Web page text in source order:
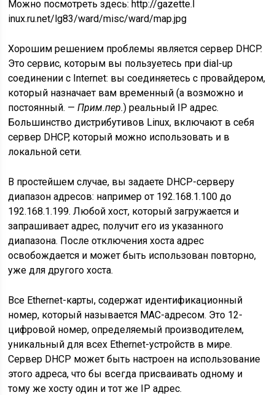
Можно посмотреть здесь: http://gazette.l
inux.ru.net/lg83/ward/misc/ward/map.jpg
Хорошим решением проблемы является сервер DHCP.
Это сервис, которым вы пользуетесь при dial-up
соединении с Internet: вы соединяетесь с провайдером,
который назначает вам временный (а возможно и
постоянный. —Прим.пер.) реальный IP адрес.
Большинство дистрибутивов Linux, включают в себя
сервер DHCP, который можно использовать и в
локальной сети.
В простейшем случае, вы задаете DHCP-серверу
диапазон адресов: например от 192.168.1.100 до
192.168.1.199. Любой хост, который загружается и
запрашивает адрес, получит его из указанного
диапазона. После отключения хоста адрес
освобождается и может быть использован повторно,
уже для другого хоста.
Все Ethernet-карты, содержат идентификационный
номер, который называется MAC-адресом. Это 12-
цифровой номер, определяемый производителем,
уникальный для всех Ethernet-устройств в мире.
Сервер DHCP может быть настроен на использование
этого адреса, что бы всегда присваивать одному и
тому же хосту один и тот же IP адрес.